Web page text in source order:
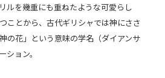
ルを幾重にも重ねたような可愛らし
ことから、古代ギリシャでは神にささ
の花」という意味の学名（ダイアンサ
ション。